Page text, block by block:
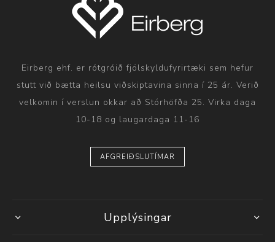
Eirberg ehf. er rótgróið fjölskyldufyrirtæki sem hefur
stutt við bætta heilsu viðskiptavina sinna í 25 ár. Verið
velkomin í verslun okkar að Stórhöfða 25. Virka daga
10-18 og laugardaga 11-16
AFGREIÐSLUTÍMAR
Upplýsingar